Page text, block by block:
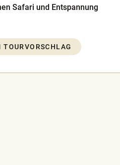
Safari und Entspannung
TOURVORSCHLAG